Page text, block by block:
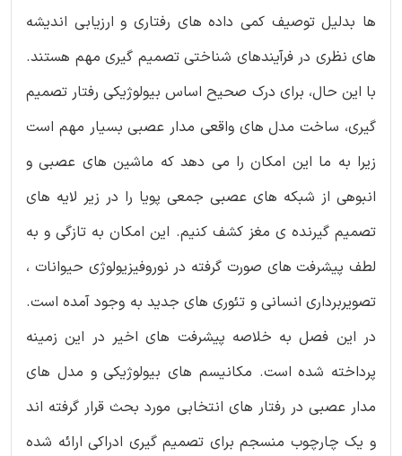
ها بدلیل توصیف کمی داده های رفتاری و ارزیابی اندیشه
های نظری در فرآیندهای شناختی تصمیم گیری مهم هستند.
با این حال، برای درک صحیح اساس بیولوژیکی رفتار تصمیم
گیری، ساخت مدل های واقعی مدار عصبی بسیار مهم است
زیرا به ما این امکان را می دهد که ماشین های عصبی و
انبوهی از شبکه های عصبی جمعی پویا را در زیر لایه های
تصمیم گیرنده ی مغز کشف کنیم. این امکان به تازگی و به
لطف پیشرفت های صورت گرفته در نوروفیزیولوژی حیوانات ،
تصویربرداری انسانی و تئوری های جدید به وجود آمده است.
در این فصل به خلاصه پیشرفت های اخیر در این زمینه
پرداخته شده است. مکانیسم های بیولوژیکی و مدل های
مدار عصبی در رفتار های انتخابی مورد بحث قرار گرفته اند
و یک چارچوب منسجم برای تصمیم گیری ادراکی ارائه شده